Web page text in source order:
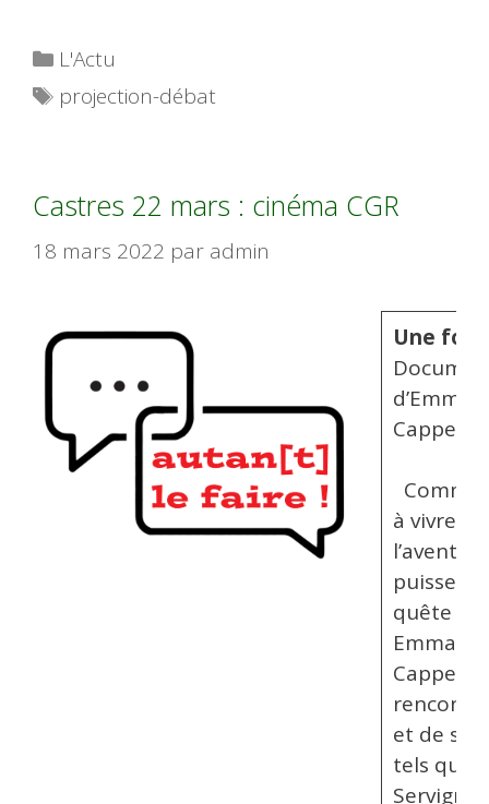
Catégories
L'Actu
Étiquettes
projection-débat
Castres 22 mars : cinéma CGR
18 mars 2022 par admin
Une fois
Cappellin
à vivre
puisse
quête de
et de
tels que